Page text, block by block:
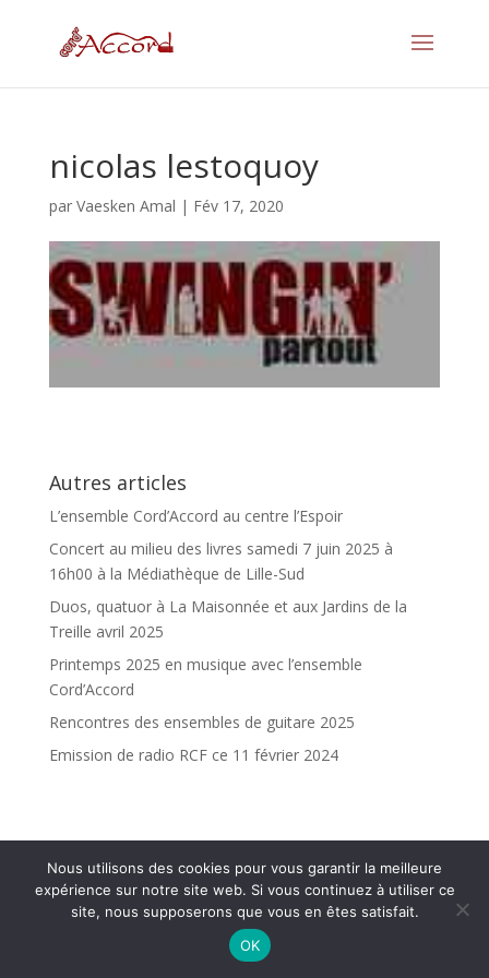
nicolas lestoquoy
par Vaesken Amal | Fév 17, 2020
Autres articles
L’ensemble Cord’Accord au centre l’Espoir
Concert au milieu des livres samedi 7 juin 2025 à
16h00 à la Médiathèque de Lille-Sud
Duos, quatuor à La Maisonnée et aux Jardins de la
Treille avril 2025
Printemps 2025 en musique avec l’ensemble
Cord’Accord
Rencontres des ensembles de guitare 2025
Emission de radio RCF ce 11 février 2024
Nous utilisons des cookies pour vous garantir la meilleure
expérience sur notre site web. Si vous continuez à utiliser ce
site, nous supposerons que vous en êtes satisfait.
OK